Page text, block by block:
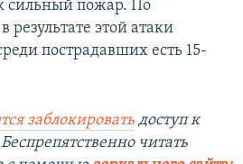
сильный пожар. По
этой атаки
пострадавших есть 15-
заблокировать доступ к
Беспрепятственно читать